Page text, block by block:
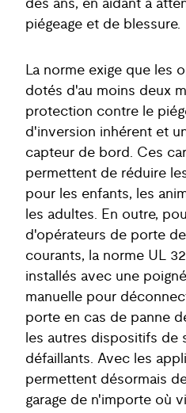
des ans, en aidant à
piégeage et de blessure.
La norme exige que les
dotés d'au moins deux
protection contre le
d'inversion inhérent et
capteur de bord. Ces
permettent de réduire
pour les enfants, les
les adultes. En outre,
d'opérateurs de porte
courants, la norme UL
installés avec une
manuelle pour
porte en cas de panne
les autres dispositifs de
défaillants. Avec les
permettent désormais
garage de n'importe où